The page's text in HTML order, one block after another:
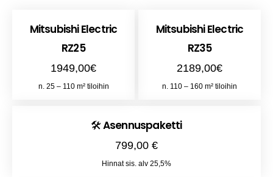
Mitsubishi Electric
RZ25
1949,00€
n. 25 – 110 m² tiloihin
Mitsubishi Electric
RZ35
2189,00€
n. 110 – 160 m² tiloihin
🛠️ Asennuspaketti
799,00 €
Hinnat sis. alv 25,5%